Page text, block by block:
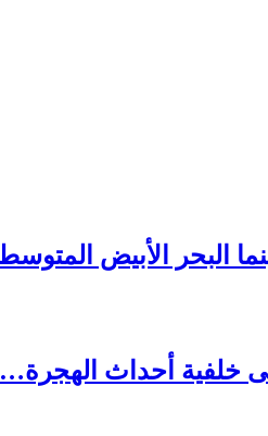
خلفية أحداث الهجرة…